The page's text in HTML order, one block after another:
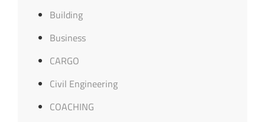
Building
Business
CARGO
Civil Engineering
COACHING